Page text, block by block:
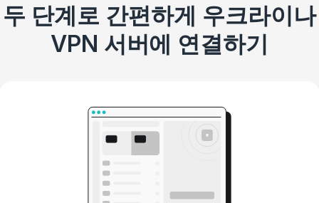
두 단계로 간편하게 우크라이나
VPN 서버에 연결하기